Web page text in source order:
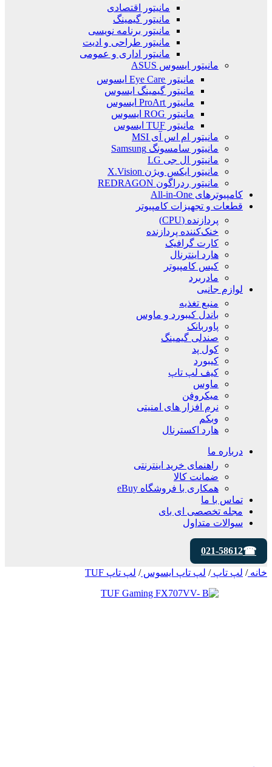
مانیتور اقتصادی
مانیتور گیمینگ
مانیتور برنامه نویسی
مانیتور طراحی و ادیت
مانیتور اداری و عمومی
مانیتور ایسوس ASUS
مانیتور Eye Care ایسوس
مانیتور گیمینگ ایسوس
مانیتور ProArt ایسوس
مانیتور ROG ایسوس
مانیتور TUF ایسوس
مانیتور ام اس آی MSI
مانیتور سامسونگ Samsung
مانیتور ال جی LG
مانیتور ایکس ویژن X.Vision
مانیتور ردراگون REDRAGON
کامپیوترهای All-in-One
قطعات و تجهیزات کامپیوتر
پردازنده (CPU)
خنک‌کننده پردازنده
کارت گرافیک
هارد اینترنال
کیس کامپیوتر
مادربرد
لوازم جانبی
منبع تغذیه
باندل کیبورد و ماوس
پاوربانک
صندلی گیمینگ
کول پد
کیبورد
کیف لپ تاپ
ماوس
میکروفن
نرم افزار های امنیتی
وبکم
هارد اکسترنال
درباره ما
راهنمای خرید اینترنتی
ضمانت کالا
همکاری با فروشگاه eBuy
تماس با ما
مجله تخصصی ای‌ بای
سوالات متداول
021-58612
خانه/ لپ تاپ/ لپ تاپ ایسوس/ لپ تاپ TUF